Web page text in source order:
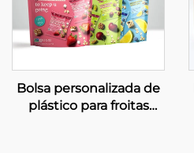
Bolsa personalizada de
plástico para froitas